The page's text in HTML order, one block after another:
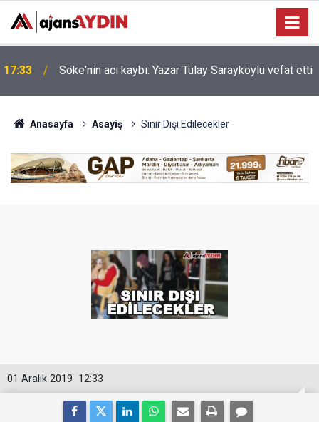
17:23
Nazilli'de motosiklet kazası: 16 yaşındaki Mustafa
vefat etti
Anasayfa Asayiş Sınır Dışı Edilecekler
12:33
01 Aralık 2019